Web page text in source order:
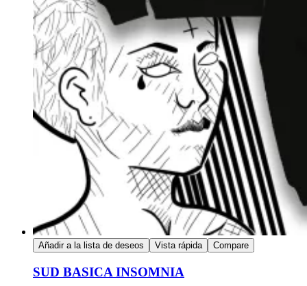
Añadir a la lista de deseos Vista rápida Compare
SUD BASICA INSOMNIA